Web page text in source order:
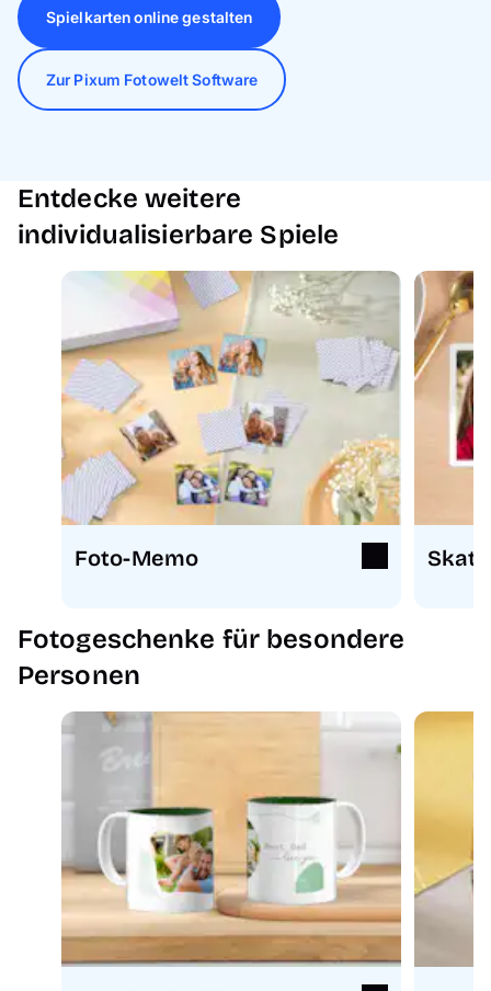
Spielkarten online gestalten
Zur Pixum Fotowelt Software
Entdecke weitere
individualisierbare Spiele
Foto-Memo
Fotogeschenke für besondere
Personen